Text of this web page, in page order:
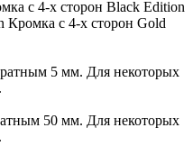
с 4-х сторон Black Edition
Кромка с 4-х сторон Gold
5 мм. Для некоторых
50 мм. Для некоторых